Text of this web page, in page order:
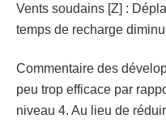
Vents soudains [Z] :
temps de recharge
Commentaire des
peu trop efficace par
niveau 4. Au lieu de